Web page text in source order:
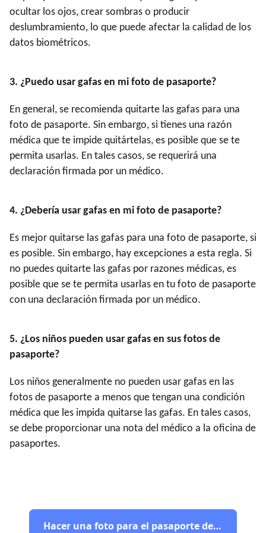
ocultar los ojos, crear sombras o producir
deslumbramiento, lo que puede afectar la calidad de los
datos biométricos.
3. ¿Puedo usar gafas en mi foto de pasaporte?
En general, se recomienda quitarte las gafas para una
foto de pasaporte. Sin embargo, si tienes una razón
médica que te impide quitártelas, es posible que se te
permita usarlas. En tales casos, se requerirá una
declaración firmada por un médico.
4. ¿Debería usar gafas en mi foto de pasaporte?
Es mejor quitarse las gafas para una foto de pasaporte, si
es posible. Sin embargo, hay excepciones a esta regla. Si
no puedes quitarte las gafas por razones médicas, es
posible que se te permita usarlas en tu foto de pasaporte
con una declaración firmada por un médico.
5. ¿Los niños pueden usar gafas en sus fotos de
pasaporte?
Los niños generalmente no pueden usar gafas en las
fotos de pasaporte a menos que tengan una condición
médica que les impida quitarse las gafas. En tales casos,
se debe proporcionar una nota del médico a la oficina de
pasaportes.
Hacer una foto para el pasaporte de EE. UU.